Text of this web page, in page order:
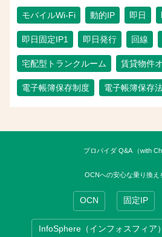
モバイルWi-Fi 動的IP 即日
即日固定IP1 即日発行 回線
宅配型トランクルーム 賃貸物件
電子帳簿保存制度 電子帳簿保存
プロバイダ Q&A （with
OCNへの安心な乗り換え
OCN 固定IP
InfoSphere（インフォスフィア）